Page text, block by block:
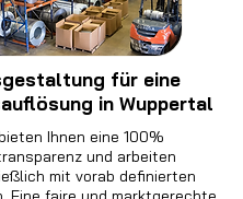
für eine
in Wuppertal
Ihnen eine 100%
und arbeiten
mit vorab definierten